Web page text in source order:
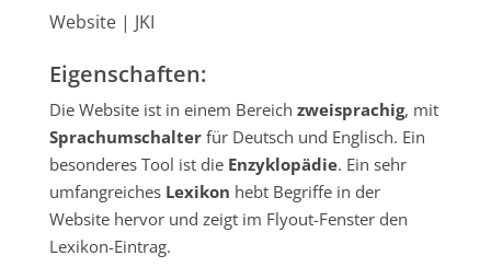
Website | JKI
Eigenschaften:
Die Website ist in einem Bereich zweisprachig, mit
Sprachumschalter für Deutsch und Englisch. Ein
besonderes Tool ist die Enzyklopädie. Ein sehr
umfangreiches Lexikon hebt Begriffe in der
Website hervor und zeigt im Flyout-Fenster den
Lexikon-Eintrag.